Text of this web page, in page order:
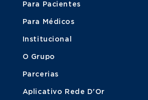
Para Pacientes
Para Médicos
Institucional
O Grupo
Parcerias
Aplicativo Rede D'Or